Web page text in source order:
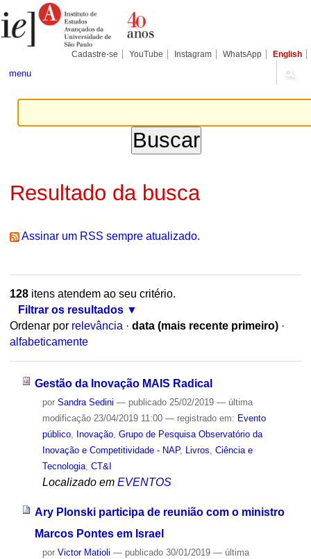
para
conteúdo.
Pessoais
Cadastre-se YouTube Instagram WhatsApp English
menu
Resultado da busca
Assinar um RSS sempre atualizado.
128itens atendem ao seu critério.
Filtrar os resultados
Ordenar por relevância · data (mais recente primeiro) ·
alfabeticamente
Gestão da Inovação MAIS Radical
por Sandra Sedini — publicado25/02/2019 — última
modificação23/04/2019 11:00 — registrado em: Evento
público, Inovação, Grupo de Pesquisa Observatório da
Inovação e Competitividade - NAP, Livros Ciência e
Tecnologia, CT&I
Localizado em EVENTOS
Ary Plonski participa de reunião com o ministro
Marcos Pontes em Israel
por Victor Matioli — publicado30/01/2019 — última